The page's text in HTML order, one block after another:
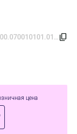
цена